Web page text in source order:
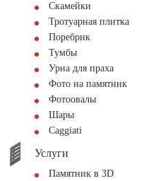
Скамейки
Тротуарная плитка
Поребрик
Тумбы
Урна для праха
Фото на памятник
Фотоовалы
Шары
Сaggiati
Услуги
Памятник в 3D